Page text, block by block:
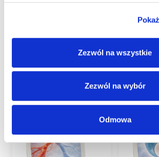
Zezwól na wszystkie
Zezwól na wybór
Odmowa
spokojniejszy dzień z większą ilością wody i